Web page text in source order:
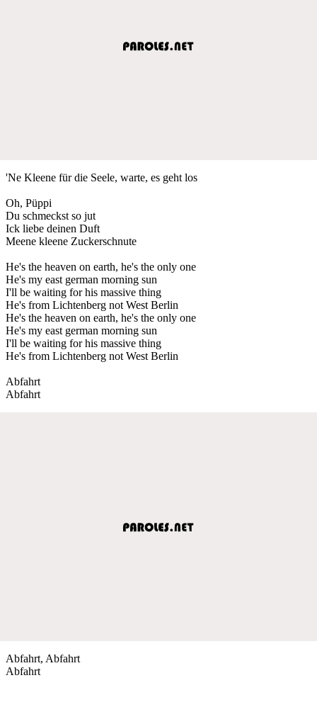
'Ne Kleene für die Seele, warte, es geht los
Oh, Püppi
Du schmeckst so jut
Ick liebe deinen Duft
Meene kleene Zuckerschnute
He's the heaven on earth, he's the only one
He's my east german morning sun
I'll be waiting for his massive thing
He's from Lichtenberg not West Berlin
He's the heaven on earth, he's the only one
He's my east german morning sun
I'll be waiting for his massive thing
He's from Lichtenberg not West Berlin
Abfahrt
Abfahrt
Abfahrt, Abfahrt
Abfahrt